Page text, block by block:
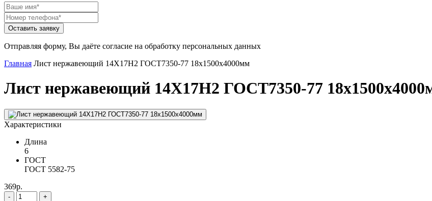
Оставить заявку
Отправляя форму, Вы даёте согласие на обработку персональных данных
Главная Лист нержавеющий 14Х17Н2 ГОСТ7350-77 18х1500х4000мм
Лист нержавеющий 14Х17Н2 ГОСТ7350-77
Характеристики
Длина
6
ГОСТ
ГОСТ 5582-75
369р.
- +